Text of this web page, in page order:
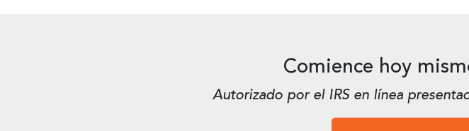
Comience hoy
Autorizado por el IRS en línea